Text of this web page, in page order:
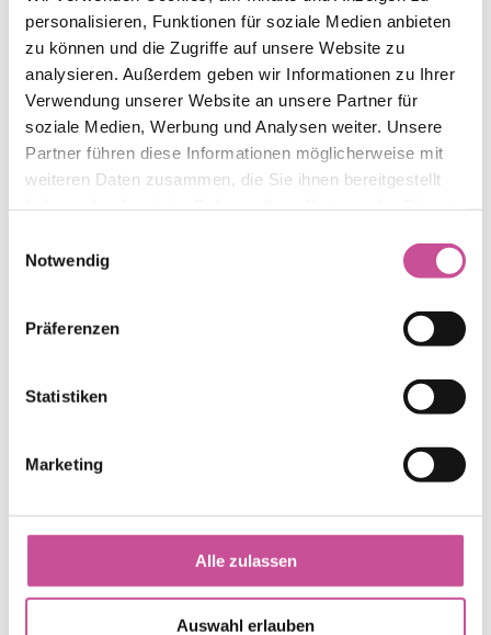
personalisieren, Funktionen für soziale Medien anbieten
zu können und die Zugriffe auf unsere Website zu
analysieren. Außerdem geben wir Informationen zu Ihrer
Verwendung unserer Website an unsere Partner für
soziale Medien, Werbung und Analysen weiter. Unsere
Partner führen diese Informationen möglicherweise mit
weiteren Daten zusammen, die Sie ihnen bereitgestellt
Notwendig
Präferenzen
Statistiken
Marketing
Alle zulassen
Auswahl erlauben